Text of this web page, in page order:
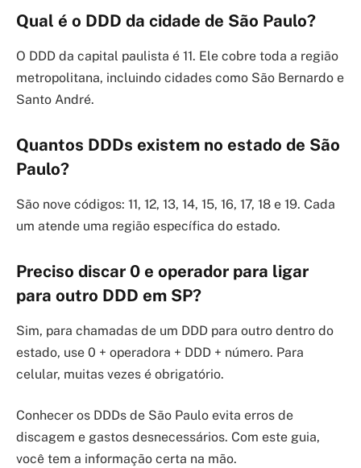
Qual é o DDD da cidade de São Paulo?
O DDD da capital paulista é 11. Ele cobre toda a região
metropolitana, incluindo cidades como São Bernardo e
Santo André.
Quantos DDDs existem no estado de São
Paulo?
São nove códigos: 11, 12, 13, 14, 15, 16, 17, 18 e 19. Cada
um atende uma região específica do estado.
Preciso discar 0 e operador para ligar
para outro DDD em SP?
Sim, para chamadas de um DDD para outro dentro do
estado, use 0 + operadora + DDD + número. Para
celular, muitas vezes é obrigatório.
Conhecer os DDDs de São Paulo evita erros de
discagem e gastos desnecessários. Com este guia,
você tem a informação certa na mão.